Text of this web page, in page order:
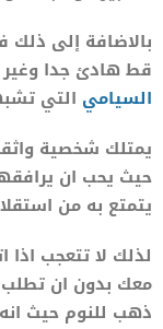
بالاضافة إلى ذلك
قط هادئ جدا
السيامي التي
يمتلك شخصية
حيث يحب ان
يتمتع به من
لذلك لا تتعجب
معك بدون ان تطلب
ذهب للنوم حيث